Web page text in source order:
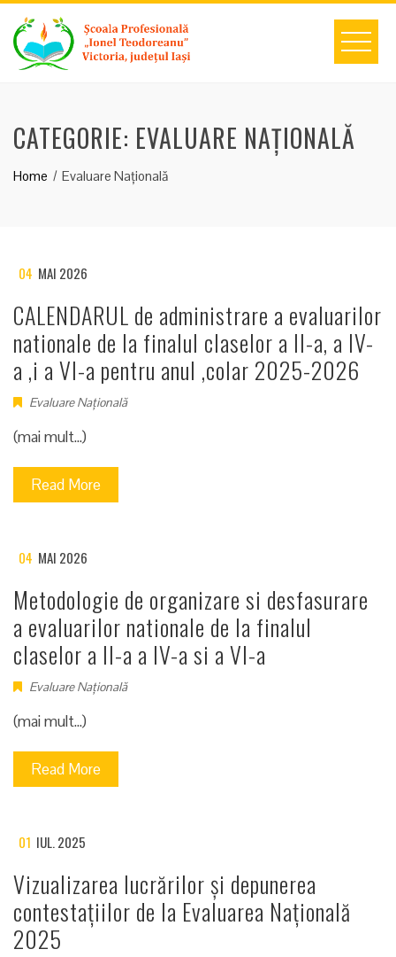
content
CATEGORIE: EVALUARE NAȚIONALĂ
Home Evaluare Națională
04 MAI 2026
CALENDARUL de administrare a evaluarilor
nationale de la finalul claselor a II-a, a IV-
a ,i a VI-a pentru anul ,colar 2025-2026
Evaluare Națională
(mai mult…)
Read More
04 MAI 2026
Metodologie de organizare si desfasurare
a evaluarilor nationale de la finalul
claselor a II-a a IV-a si a VI-a
Evaluare Națională
(mai mult…)
Read More
01 IUL. 2025
Vizualizarea lucrărilor și depunerea
contestațiilor de la Evaluarea Națională
2025